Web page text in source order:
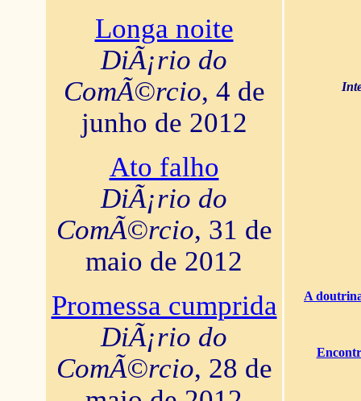
Longa noite
DiÃ¡rio do
ComÃ©rcio, 4 de
junho de 2012
Ato falho
DiÃ¡rio do
ComÃ©rcio, 31 de
maio de 2012
Promessa cumprida
DiÃ¡rio do
ComÃ©rcio, 28 de
A